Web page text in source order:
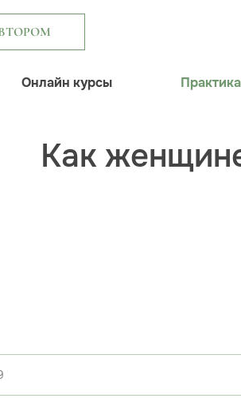
Онлайн курсы Практика
Как